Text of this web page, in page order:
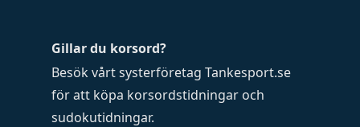
Gillar du korsord?
Besök vårt systerföretag Tankesport.se
för att köpa korsordstidningar och
sudokutidningar.